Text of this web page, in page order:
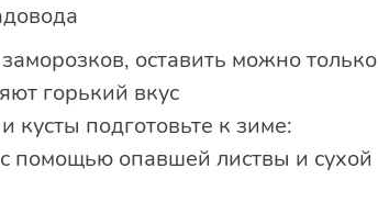
оставить можно только
горький вкус
кусты подготовьте к зиме:
помощью опавшей листвы и сухой